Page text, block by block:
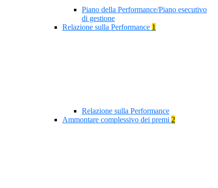
Piano della Performance/Piano esecutivo
di gestione
Relazione sulla Performance 1
Relazione sulla Performance
Ammontare complessivo dei premi 2